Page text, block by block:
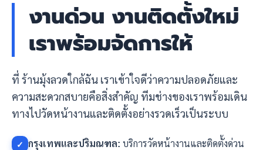
งานด่วน งานติดตั้งใหม่
เราพร้อมจัดการให้
ที่ ร้านมุ้งลวดใกล้ฉัน เราเข้าใจดีว่าความปลอดภัยและ
ความสะดวกสบายคือสิ่งสำคัญ ทีมช่างของเราพร้อมเดิน
ทางไปวัดหน้างานและติดตั้งอย่างรวดเร็วเป็นระบบ
✓ กรุงเทพและปริมณฑล: บริการวัดหน้างานและติดตั้งด่วน